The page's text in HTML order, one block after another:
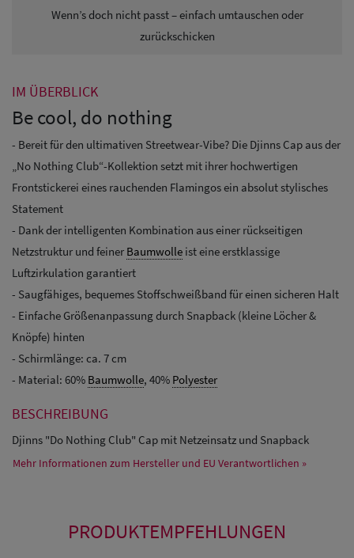
Sonnenschilder
Herren
Snapback Caps
Wenn’s doch nicht passt – einfach umtauschen oder
zurückschicken
IM ÜBERBLICK
Be cool, do nothing
- Bereit für den ultimativen Streetwear-Vibe? Die Djinns Cap aus der
„No Nothing Club“-Kollektion setzt mit ihrer hochwertigen
Frontstickerei eines rauchenden Flamingos ein absolut stylisches
Statement
- Dank der intelligenten Kombination aus einer rückseitigen
Netzstruktur und feiner Baumwolle ist eine erstklassige
Luftzirkulation garantiert
- Saugfähiges, bequemes Stoffschweißband für einen sicheren Halt
- Einfache Größenanpassung durch Snapback (kleine Löcher &
Knöpfe) hinten
- Schirmlänge: ca. 7 cm
- Material: 60% Baumwolle, 40% Polyester
BESCHREIBUNG
Djinns "Do Nothing Club" Cap mit Netzeinsatz und Snapback
Mehr Informationen zum Hersteller und EU Verantwortlichen »
PRODUKTEMPFEHLUNGEN